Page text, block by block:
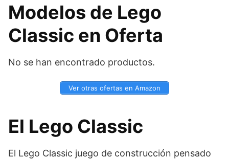
Modelos de Lego
Classic en Oferta
No se han encontrado productos.
Ver otras ofertas en Amazon
El Lego Classic
El Lego Classic juego de construcción pensado